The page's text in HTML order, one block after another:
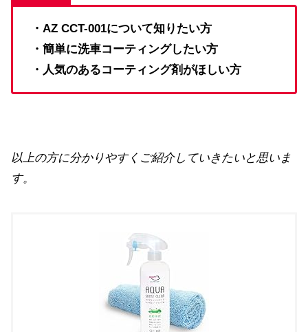
・AZ CCT-001について知りたい方
・簡単に洗車コーティングしたい方
・人気のあるコーティング剤がほしい方
以上の方に分かりやすくご紹介していきたいと思いま
す。